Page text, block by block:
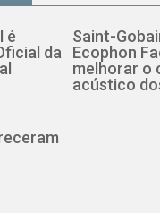
é
da
Saint-
Ecophon
melhorar o
acústico